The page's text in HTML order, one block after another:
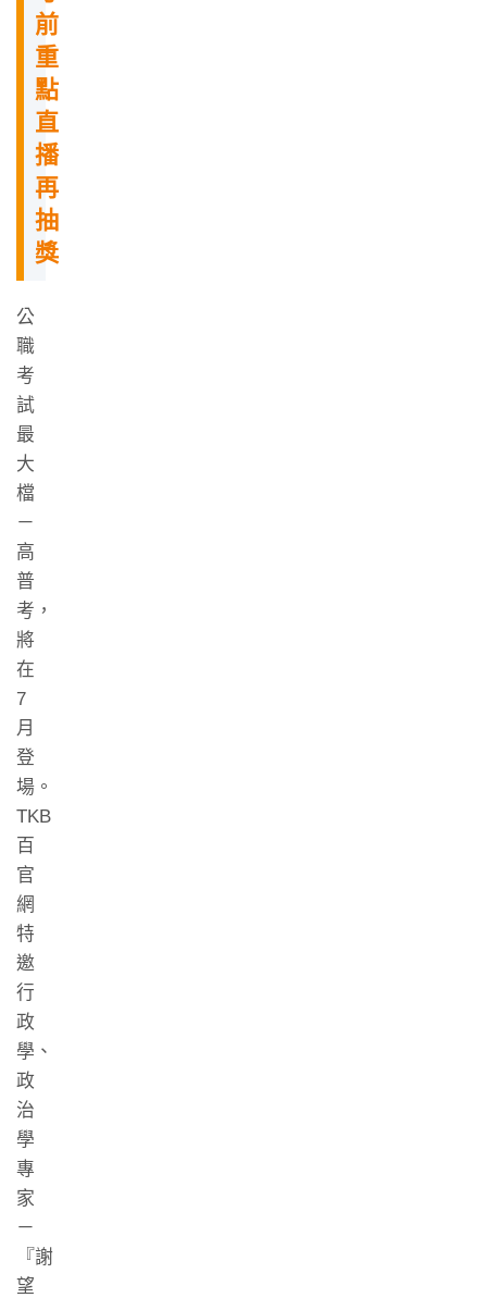
前
重
點
直
播
再
抽
獎
公
職
考
試
最
大
檔
－
高
普
考，
將
在
7
月
登
場。
TKB
百
官
網
特
邀
行
政
學、
政
治
學
專
家
－
『謝
望